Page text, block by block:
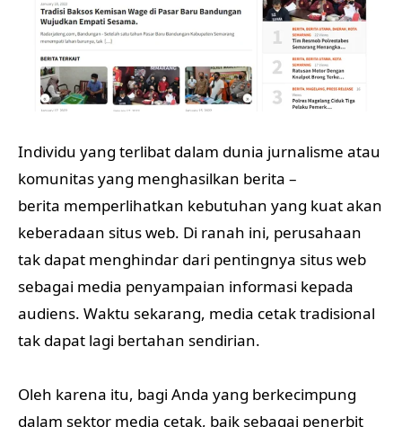
Individu yang terlibat dalam dunia jurnalisme atau
komunitas yang menghasilkan berita –
berita memperlihatkan kebutuhan yang kuat akan
keberadaan situs web. Di ranah ini, perusahaan
tak dapat menghindar dari pentingnya situs web
sebagai media penyampaian informasi kepada
audiens. Waktu sekarang, media cetak tradisional
tak dapat lagi bertahan sendirian.
Oleh karena itu, bagi Anda yang berkecimpung
dalam sektor media cetak, baik sebagai penerbit